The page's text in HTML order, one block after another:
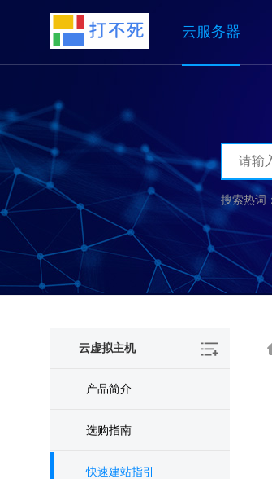
云服务器
云虚拟主机
产品简介
选购指南
快速建站指引